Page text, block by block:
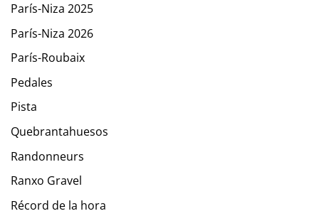
París-Niza 2025
París-Niza 2026
París-Roubaix
Pedales
Pista
Quebrantahuesos
Randonneurs
Ranxo Gravel
Récord de la hora